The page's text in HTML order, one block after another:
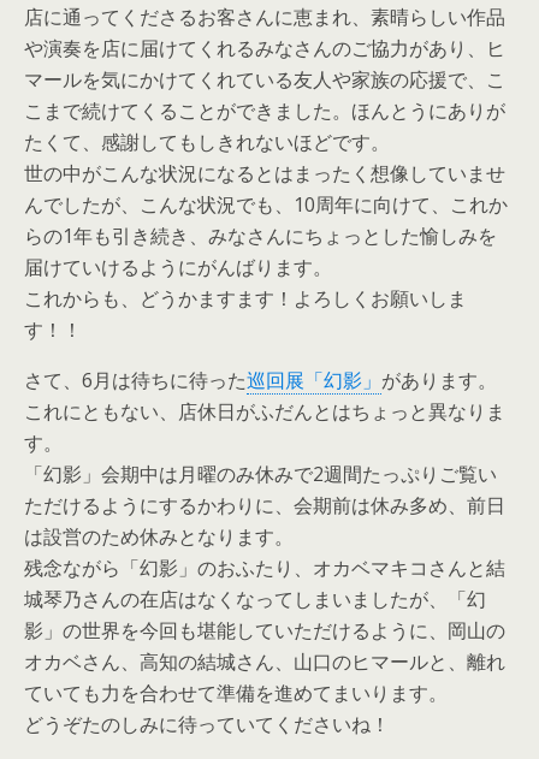
店に通ってくださるお客さんに恵まれ、素晴らしい作品
や演奏を店に届けてくれるみなさんのご協力があり、ヒ
マールを気にかけてくれている友人や家族の応援で、こ
こまで続けてくることができました。ほんとうにありが
たくて、感謝してもしきれないほどです。
世の中がこんな状況になるとはまったく想像していませ
んでしたが、こんな状況でも、10周年に向けて、これか
らの1年も引き続き、みなさんにちょっとした愉しみを
届けていけるようにがんばります。
これからも、どうかますます！よろしくお願いしま
す！！
さて、6月は待ちに待った巡回展「幻影」 があります。
これにともない、店休日がふだんとはちょっと異なりま
す。
「幻影」会期中は月曜のみ休みで2週間たっぷりご覧い
ただけるようにするかわりに、会期前は休み多め、前日
は設営のため休みとなります。
残念ながら「幻影」のおふたり、オカベマキコさんと結
城琴乃さんの在店はなくなってしまいましたが、「幻
影」の世界を今回も堪能していただけるように、岡山の
オカベさん、高知の結城さん、山口のヒマールと、離れ
ていても力を合わせて準備を進めてまいります。
どうぞたのしみに待っていてくださいね！